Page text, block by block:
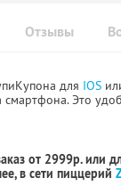
Отзывы
для IOS
смартфона. Это
от 2999р. или
в сети пиццерий